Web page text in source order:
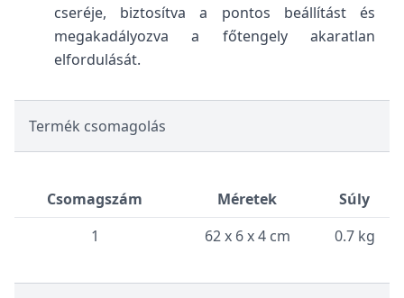
cseréje, biztosítva a pontos beállítást és
megakadályozva a főtengely akaratlan
elfordulását.
Termék csomagolás
Csomagszám Méretek
Súly
1
62 x 6 x 4 cm 0.7 kg